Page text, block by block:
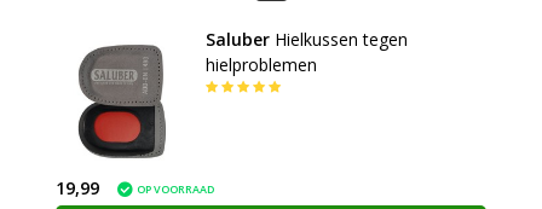
Saluber Hielkussen tegen
hielproblemen
19,99 OP VOORRAAD